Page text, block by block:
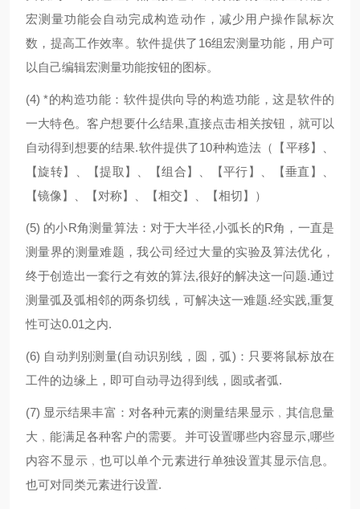
宏测量功能会自动完成构造动作，减少用户操作鼠标次
数，提高工作效率。软件提供了16组宏测量功能，用户可
以自己编辑宏测量功能按钮的图标。
(4) *的构造功能：软件提供向导的构造功能，这是软件的
一大特色。客户想要什么结果,直接点击相关按钮，就可以
自动得到想要的结果.软件提供了10种构造法（【平移】、
【旋转】、【提取】、【组合】、【平行】、【垂直】、
【镜像】、【对称】、【相交】、【相切】）
(5) 的小R角测量算法：对于大半径,小弧长的R角，一直是
测量界的测量难题，我公司经过大量的实验及算法优化，
终于创造出一套行之有效的算法,很好的解决这一问题.通过
测量弧及弧相邻的两条切线，可解决这一难题.经实践,重复
性可达0.01之内.
(6) 自动判别测量(自动识别线，圆，弧)：只要将鼠标放在
工件的边缘上，即可自动寻边得到线，圆或者弧.
(7) 显示结果丰富：对各种元素的测量结果显示﹐其信息量
大﹐能满足各种客户的需要。并可设置哪些内容显示,哪些
内容不显示﹐也可以单个元素进行单独设置其显示信息。
也可对同类元素进行设置.